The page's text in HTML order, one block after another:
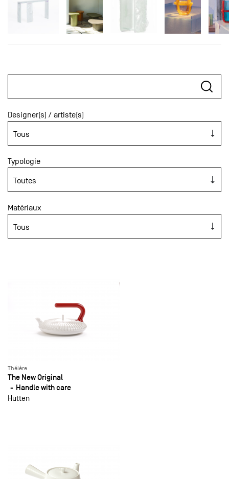
Designer(s) / artiste(s)
Typologie
Matériaux
Théière
The New Original
Handle with care
Hutten